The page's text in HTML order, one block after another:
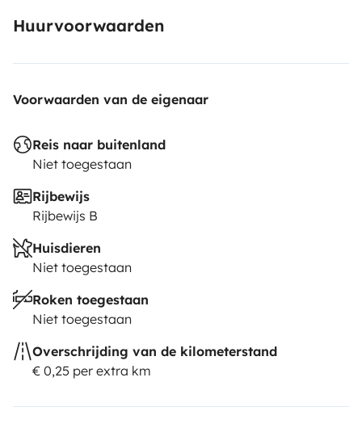
Huurvoorwaarden
Voorwaarden van de eigenaar
Reis naar buitenland
Niet toegestaan
Rijbewijs
Rijbewijs B
Huisdieren
Niet toegestaan
Roken toegestaan
Niet toegestaan
Overschrijding van de kilometerstand
€ 0,25 per extra km